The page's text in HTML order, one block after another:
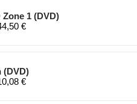
1 (DVD)
€
(DVD)
€